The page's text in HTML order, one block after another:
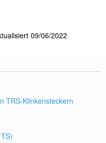
09/06/2022
TRS-Klinkensteckern